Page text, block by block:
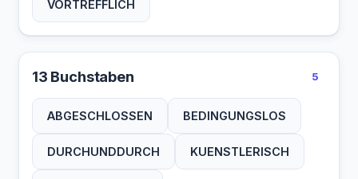
VORTREFFLICH
13 Buchstaben 5
ABGESCHLOSSEN BEDINGUNGSLOS
DURCHUNDDURCH KUENSTLERISCH